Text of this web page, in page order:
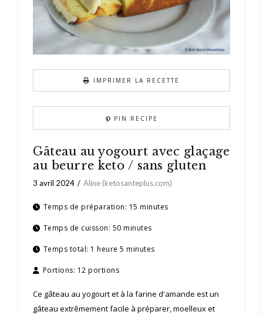
IMPRIMER LA RECETTE
PIN RECIPE
Gâteau au yogourt avec glaçage
au beurre keto / sans gluten
3 avril 2024 Aline (ketosanteplus.com)
Temps de préparation: 15 minutes
Temps de cuisson: 50 minutes
Temps total: 1 heure 5 minutes
Portions: 12 portions
Ce gâteau au yogourt et à la farine d'amande est un
gâteau extrêmement facile à préparer, moelleux et